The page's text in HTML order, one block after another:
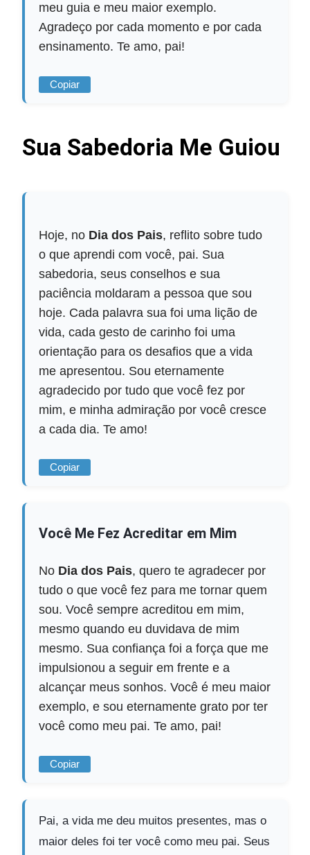
meu guia e meu maior exemplo.
Agradeço por cada momento e por cada
ensinamento. Te amo, pai!
Copiar
Sua Sabedoria Me Guiou
Hoje, no Dia dos Pais, reflito sobre tudo
o que aprendi com você, pai. Sua
sabedoria, seus conselhos e sua
paciência moldaram a pessoa que sou
hoje. Cada palavra sua foi uma lição de
vida, cada gesto de carinho foi uma
orientação para os desafios que a vida
me apresentou. Sou eternamente
agradecido por tudo que você fez por
mim, e minha admiração por você cresce
a cada dia. Te amo!
Copiar
Você Me Fez Acreditar em Mim
No Dia dos Pais, quero te agradecer por
tudo o que você fez para me tornar quem
sou. Você sempre acreditou em mim,
mesmo quando eu duvidava de mim
mesmo. Sua confiança foi a força que me
impulsionou a seguir em frente e a
alcançar meus sonhos. Você é meu maior
exemplo, e sou eternamente grato por ter
você como meu pai. Te amo, pai!
Copiar
Pai, a vida me deu muitos presentes, mas o
maior deles foi ter você como meu pai. Seus